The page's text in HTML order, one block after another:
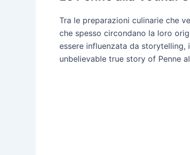
Tra le preparazioni culinarie che
che spesso circondano la loro
essere influenzata da
unbelievable true story of Penne